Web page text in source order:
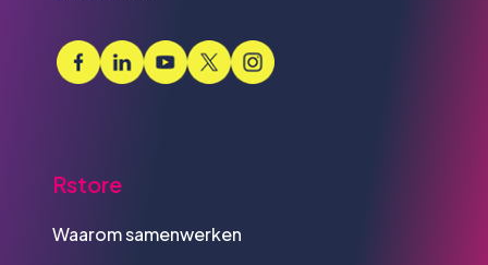
Rstore
Waarom samenwerken